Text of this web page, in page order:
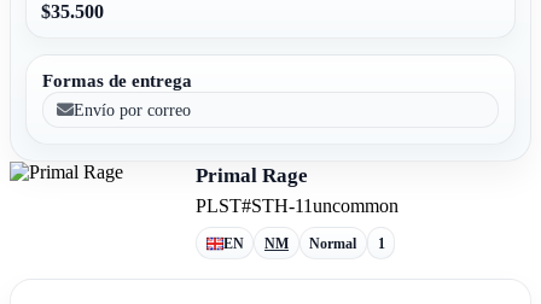
$35.500
Formas de entrega
Envío por correo
Primal Rage
PLST#STH-11uncommon
EN NM Normal 1